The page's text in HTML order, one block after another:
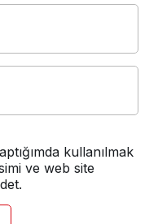
kullanılmak
ve web site